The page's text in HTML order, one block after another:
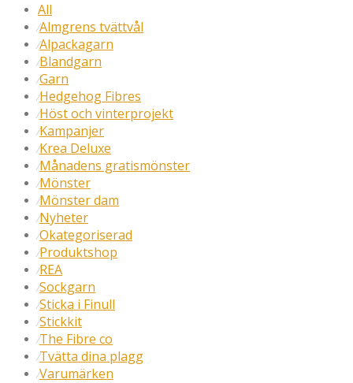
All
⁄Almgrens tvättvål
⁄Alpackagarn
⁄Blandgarn
⁄Garn
⁄Hedgehog Fibres
⁄Höst och vinterprojekt
⁄Kampanjer
⁄Krea Deluxe
⁄Månadens gratismönster
⁄Mönster
⁄Mönster dam
⁄Nyheter
⁄Okategoriserad
⁄Produktshop
⁄REA
⁄Sockgarn
⁄Sticka i Finull
⁄Stickkit
⁄The Fibre co
⁄Tvätta dina plagg
⁄Varumärken